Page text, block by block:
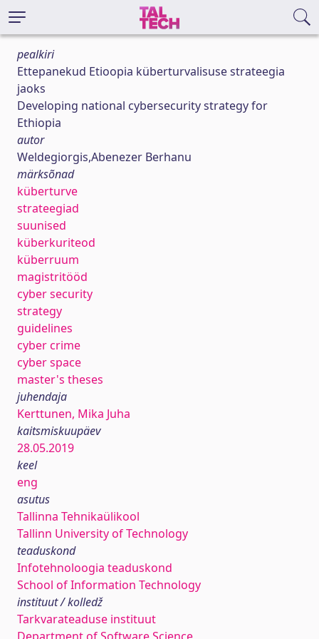
pealkiri
Ettepanekud Etioopia küberturvalisuse strateegia
jaoks
Developing national cybersecurity strategy for
Ethiopia
autor
Weldegiorgis,Abenezer Berhanu
märksõnad
küberturve
strateegiad
suunised
küberkuriteod
küberruum
magistritööd
cyber security
strategy
guidelines
cyber crime
cyber space
master's theses
juhendaja
Kerttunen, Mika Juha
kaitsmiskuupäev
28.05.2019
keel
eng
asutus
Tallinna Tehnikaülikool
Tallinn University of Technology
teaduskond
Infotehnoloogia teaduskond
School of Information Technology
instituut / kolledž
Tarkvarateaduse instituut